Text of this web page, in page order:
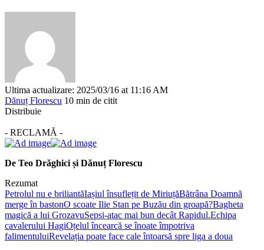
Ultima actualizare: 2025/03/16 at 11:16 AM
Dănuț Florescu 10 min de citit
Distribuie
- RECLAMĂ -
De Teo Drăghici și Dănuț Florescu
Rezumat
Petrolul nu e briliantăIașiul însuflețit de MiriuțăBătrâna Doamnă
merge în bastonO scoate Ilie Stan pe Buzău din groapă?Bagheta
magică a lui GrozavuSepsi-atac mai bun decât Rapidul.Echipa
cavalerului HagiOțelul încearcă se înoate împotriva
falimentuluiRevelația poate face cale întoarsă spre liga a doua